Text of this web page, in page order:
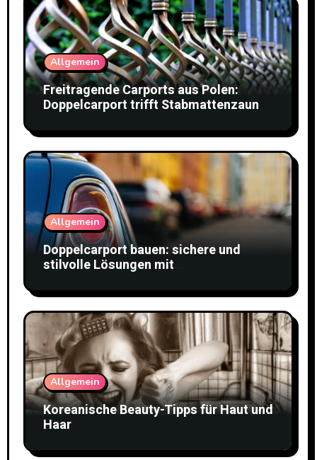
Allgemein
Freitragende Carports aus Polen:
Doppelcarport trifft Stabmattenzaun
Allgemein
Doppelcarport bauen: sichere und
stilvolle Lösungen mit
Allgemein
Koreanische Beauty-Tipps für Haut und
Haar